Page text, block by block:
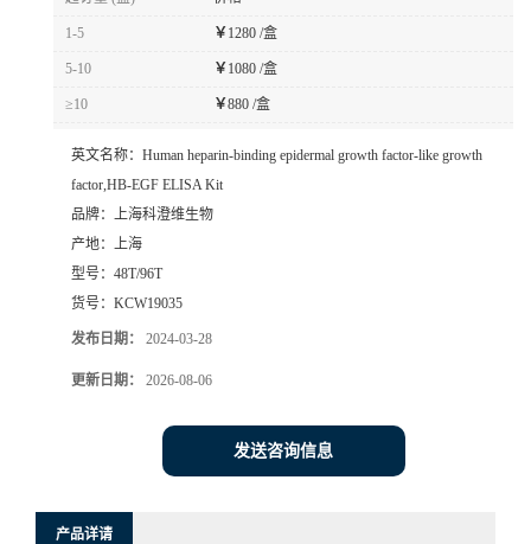
1-5 ￥1280 /盒
5-10 ￥1080 /盒
≥10 ￥880 /盒
英文名称： Human heparin-binding epidermal growth factor-like growth
factor,HB-EGF ELISA Kit
品牌：
上海科澄维生物
产地：
上海
型号： 48T/96T
货号： KCW19035
发布日期： 2024-03-28
更新日期： 2026-08-06
发送咨询信息
产品详请